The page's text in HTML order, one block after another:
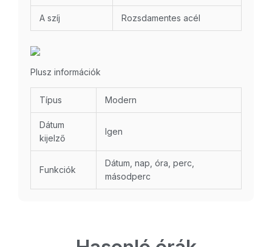
A szíj Rozsdamentes acél
Plusz információk
Típus Modern
Dátum
kijelző
Igen
Funkciók
Dátum, nap, óra, perc,
másodperc